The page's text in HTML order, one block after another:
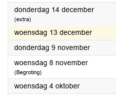
donderdag 14 december2023
(extra)
woensdag 13 december2023
donderdag 9 november2023
woensdag 8 november2023
(Begroting)
woensdag 4 oktober2023